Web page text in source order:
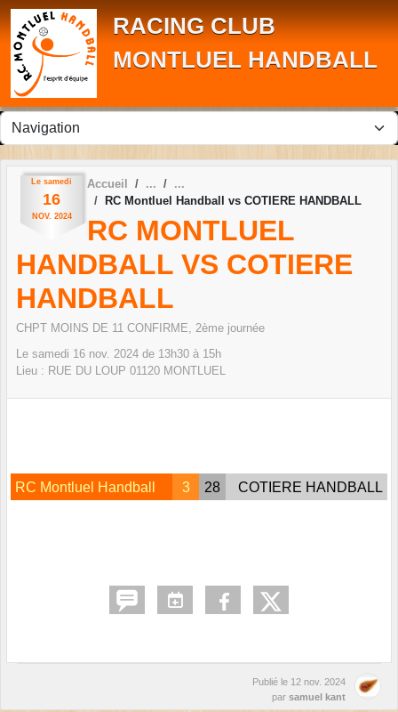
RACING CLUB
MONTLUEL HANDBALL
Le samedi
16
NOV. 2024
Accueil
RC Montluel Handball vs COTIERE HANDBALL
RC MONTLUEL
HANDBALL VS COTIERE
HANDBALL
CHPT MOINS DE 11 CONFIRME, 2ème journée
Le samedi 16 nov. 2024 de 13h30 à 15h
Lieu : RUE DU LOUP 01120 MONTLUEL
RC Montluel Handball 3 28 COTIERE HANDBALL
Publié le 12 nov. 2024
par samuel kant
Panneau de gestion des cookies